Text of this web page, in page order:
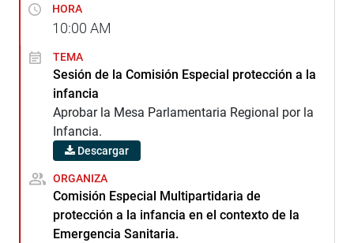
HORA
10:00 AM
TEMA
Sesión de la Comisión Especial protección a la
infancia
Aprobar la Mesa Parlamentaria Regional por la
Infancia.
Descargar
ORGANIZA
Comisión Especial Multipartidaria de
protección a la infancia en el contexto de la
Emergencia Sanitaria.